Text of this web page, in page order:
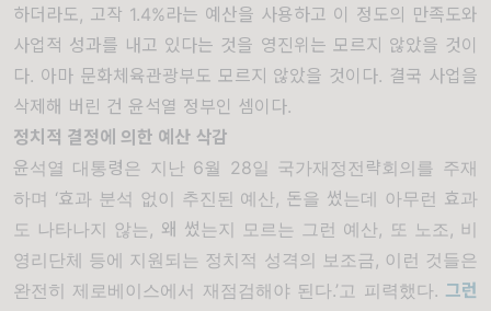
하더라도, 고작 1.4%라는 예산을 사용하고 이 정도의 만족도와
사업적 성과를 내고 있다는 것을 영진위는 모르지 않았을 것이
다. 아마 문화체육관광부도 모르지 않았을 것이다. 결국 사업을
삭제해 버린 건 윤석열 정부인 셈이다.
정치적 결정에 의한 예산 삭감
윤석열 대통령은 지난 6월 28일 국가재정전략회의를 주재
하며 ‘효과 분석 없이 추진된 예산, 돈을 썼는데 아무런 효과
도 나타나지 않는, 왜 썼는지 모르는 그런 예산, 또 노조, 비
영리단체 등에 지원되는 정치적 성격의 보조금, 이런 것들은
완전히 제로베이스에서 재점검해야 된다.’고 피력했다. 그런